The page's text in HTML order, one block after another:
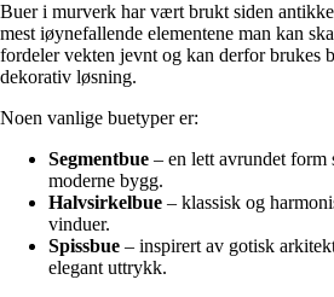
Buer i murverk har vært brukt siden
mest iøynefallende elementene man kan
fordeler vekten jevnt og kan derfor brukes
dekorativ løsning.
Noen vanlige buetyper er:
Segmentbue – en lett avrundet form
moderne bygg.
Halvsirkelbue – klassisk og
vinduer.
Spissbue – inspirert av gotisk
elegant uttrykk.